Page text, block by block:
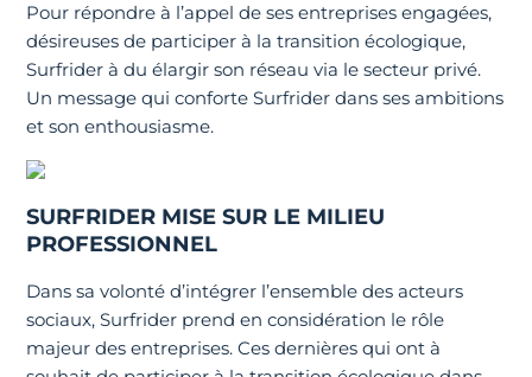
Pour répondre à l’appel de ses entreprises engagées,
désireuses de participer à la transition écologique,
Surfrider à du élargir son réseau via le secteur privé.
Un message qui conforte Surfrider dans ses ambitions
et son enthousiasme.
SURFRIDER MISE SUR LE MILIEU
PROFESSIONNEL
Dans sa volonté d’intégrer l’ensemble des acteurs
sociaux, Surfrider prend en considération le rôle
majeur des entreprises. Ces dernières qui ont à